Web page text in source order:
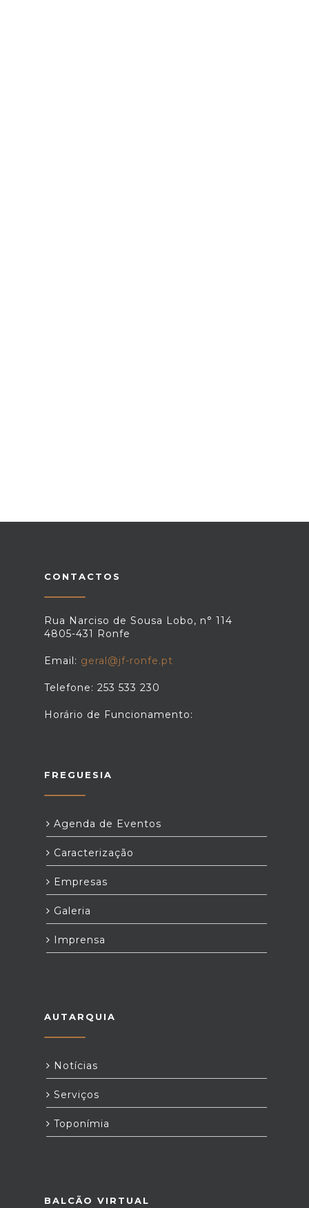
CONTACTOS
Rua Narciso de Sousa Lobo, n° 114
4805-431 Ronfe
Email: geral@jf-ronfe.pt
Telefone: 253 533 230
Horário de Funcionamento:
FREGUESIA
Agenda de Eventos
Caracterização
Empresas
Galeria
Imprensa
AUTARQUIA
Notícias
Serviços
Toponímia
BALCÃO VIRTUAL